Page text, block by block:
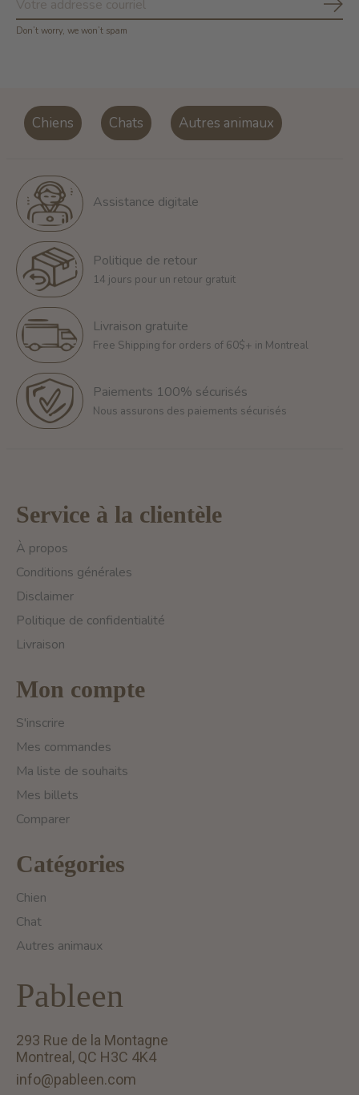
Don’t worry, we won’t spam
Chiens Chats Autres animaux
Assistance digitale
Politique de retour
14 jours pour un retour gratuit
Livraison gratuite
Free Shipping for orders of 60$+ in Montreal
Paiements 100% sécurisés
Nous assurons des paiements sécurisés
Service à la clientèle
À propos
Conditions générales
Disclaimer
Politique de confidentialité
Livraison
Mon compte
S'inscrire
Mes commandes
Ma liste de souhaits
Mes billets
Comparer
Catégories
Chien
Chat
Autres animaux
Pableen
293 Rue de la Montagne
Montreal, QC H3C 4K4
info@pableen.com